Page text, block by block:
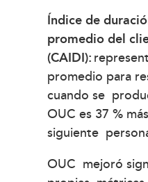
Índice de
promedio del
(CAIDI):
promedio para
cuando se
OUC es 37 %
siguiente
OUC mejoró